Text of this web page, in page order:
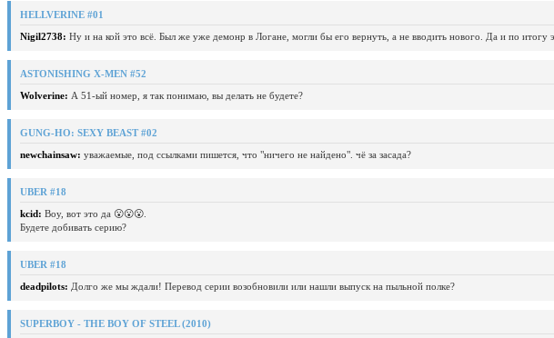
HELLVERINE #01
Nigil2738: Ну и на кой это всё. Был же уже демонр в Логане, могли бы его вернуть, а не вводить нового. Да и по
ASTONISHING X-MEN #52
Wolverine: А 51-ый номер, я так понимаю, вы делать не будете?
GUNG-HO: SEXY BEAST #02
newchainsaw: уважаемые, под ссылками пишется, что "ничего не найдено". чё за засада?
UBER #18
kcid: Воу, вот это да 😮😮😮.
Будете добивать серию?
UBER #18
deadpilots: Долго же мы ждали! Перевод серии возобновили или нашли выпуск на пыльной полке?
SUPERBOY - THE BOY OF STEEL (2010)